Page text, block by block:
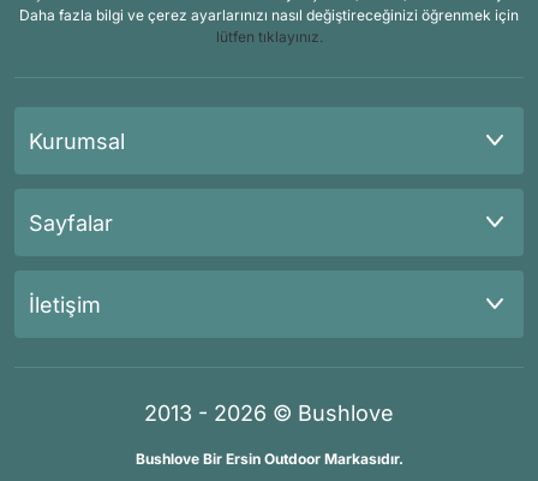
Daha fazla bilgi ve çerez ayarlarınızı nasıl değiştireceğinizi öğrenmek için
lütfen tıklayınız.
Kurumsal
Sayfalar
İletişim
2013 - 2026 © Bushlove
Bushlove Bir Ersin Outdoor Markasıdır.